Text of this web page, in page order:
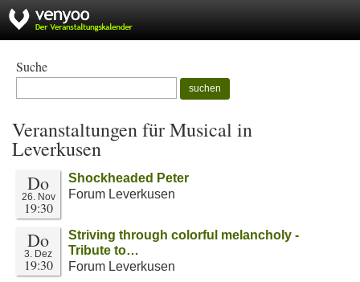
Suche
suchen
Veranstaltungen für Musical in
Leverkusen
Do
26. Nov
19:30
Shockheaded Peter
Forum Leverkusen
Do
3. Dez
19:30
Striving through colorful melancholy -
Tribute to…
Forum Leverkusen